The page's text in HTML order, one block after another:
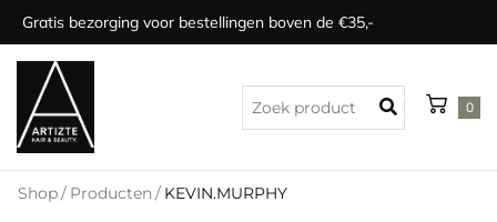
Gratis bezorging voor bestellingen boven de €35,-
0
Shop/ Producten / KEVIN.MURPHY